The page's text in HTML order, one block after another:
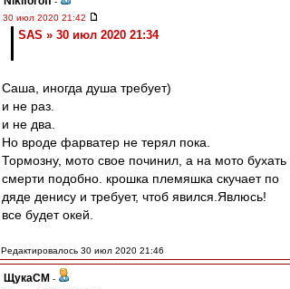
30 июл 2020 21:42
SAS » 30 июл 2020 21:34
Саша, иногда душа требует)
и не раз.
и не два.
Но вроде фарватер не терял пока.
Тормозну, мото свое починил, а на мото бухать
смерти подобно. крошка племяшка скучает по
дяде денису и требует, чтоб явился.Явлюсь!
все будет окей.
Редактировалось 30 июл 2020 21:46
ЩукаСМ -